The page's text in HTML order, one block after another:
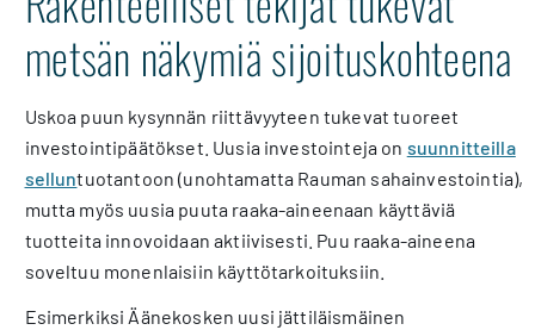
metsän näkymiä sijoituskohteena
Uskoa puun kysynnän riittävyyteen tukevat tuoreet
investointipäätökset. Uusia investointeja on suunnitteilla
selluntuotantoon (unohtamatta Rauman sahainvestointia),
mutta myös uusia puuta raaka-aineenaan käyttäviä
tuotteita innovoidaan aktiivisesti. Puu raaka-aineena
soveltuu monenlaisiin käyttötarkoituksiin.
Esimerkiksi Äänekosken uusi jättiläismäinen